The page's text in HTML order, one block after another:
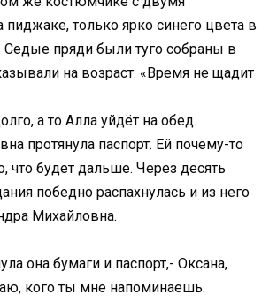
только ярко синего цвета в
Седые пряди были туго собраны в
на возраст. «Время не щадит
а то Алла уйдёт на обед.
протянула паспорт. Ей почему-то
что будет дальше. Через десять
победно распахнулась и из него
Михайловна.
она бумаги и паспорт,- Оксана,
кого ты мне напоминаешь.